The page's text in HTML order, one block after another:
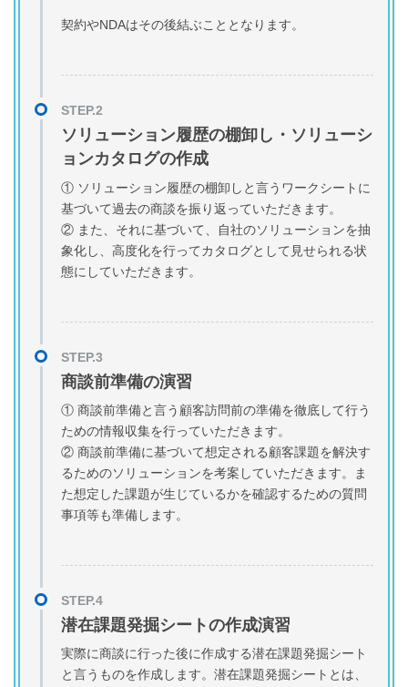
契約やNDAはその後結ぶこととなります。
ソリューション履歴の棚卸し・ソリューシ
ョンカタログの作成
① ソリューション履歴の棚卸しと言うワークシートに
基づいて過去の商談を振り返っていただきます。
② また、それに基づいて、自社のソリューションを抽
象化し、高度化を行ってカタログとして見せられる状
態にしていただきます。
商談前準備の演習
① 商談前準備と言う顧客訪問前の準備を徹底して行う
ための情報収集を行っていただきます。
② 商談前準備に基づいて想定される顧客課題を解決す
るためのソリューションを考案していただきます。ま
た想定した課題が生じているかを確認するための質問
事項等も準備します。
潜在課題発掘シートの作成演習
実際に商談に行った後に作成する潜在課題発掘シート
と言うものを作成します。潜在課題発掘シートとは、